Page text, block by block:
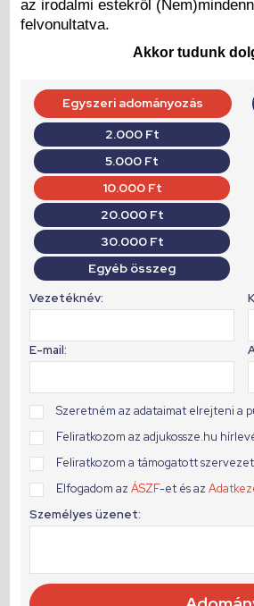
az irodalmi estekről
felvonultatva.
Akkor tudunk